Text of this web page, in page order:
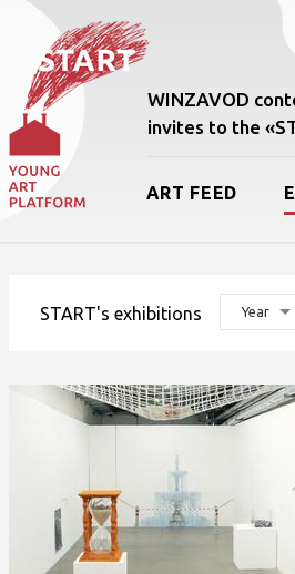
WINZAVOD
invites to the
ART FEED
START's exhibitions Year